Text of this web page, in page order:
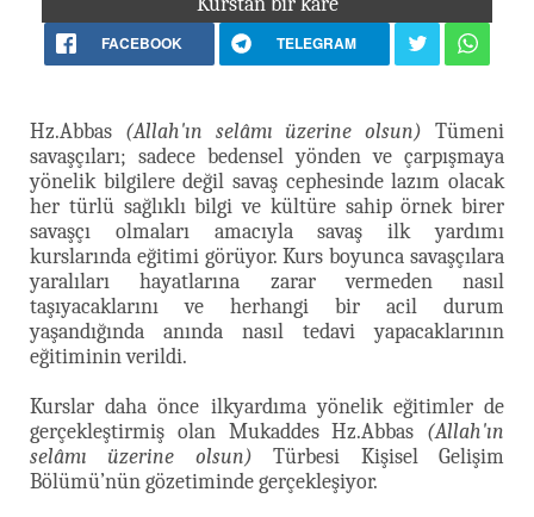
FACEBOOK TELEGRAM
Hz.Abbas (Allah'ın selâmı üzerine olsun) Tümeni
savaşçıları; sadece bedensel yönden ve çarpışmaya
yönelik bilgilere değil savaş cephesinde lazım olacak
her türlü sağlıklı bilgi ve kültüre sahip örnek birer
savaşçı olmaları amacıyla savaş ilk yardımı
kurslarında eğitimi görüyor. Kurs boyunca savaşçılara
yaralıları hayatlarına zarar vermeden nasıl
taşıyacaklarını ve herhangi bir acil durum
yaşandığında anında nasıl tedavi yapacaklarının
eğitiminin verildi.
Kurslar daha önce ilkyardıma yönelik eğitimler de
gerçekleştirmiş olan Mukaddes Hz.Abbas (Allah'ın
selâmı üzerine olsun) Türbesi Kişisel Gelişim
Bölümü’nün gözetiminde gerçekleşiyor.